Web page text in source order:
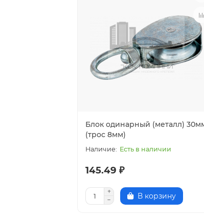
Блок одинарный (металл)
(трос 8мм)
Есть в наличии
145.49 ₽
В корзину